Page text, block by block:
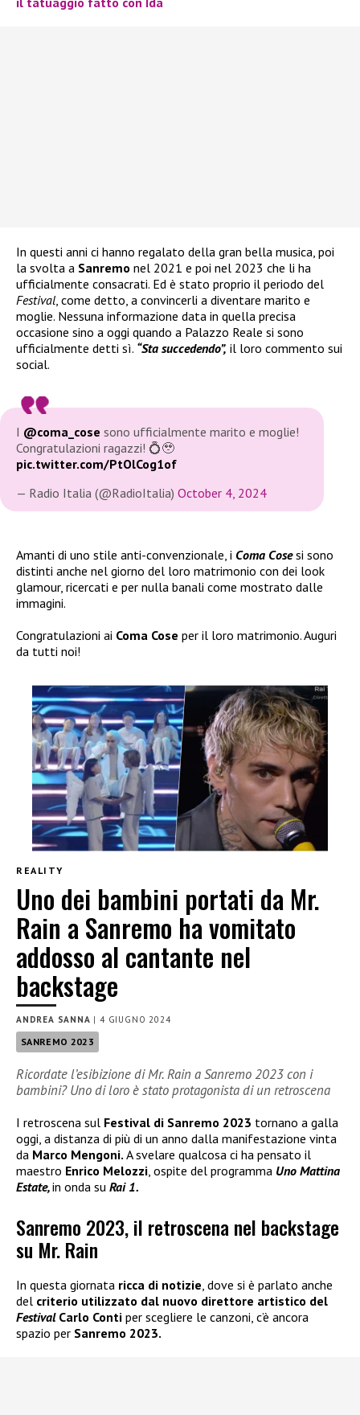
In questi anni ci hanno regalato della gran bella musica, poi
la svolta a Sanremo nel 2021 e poi nel 2023 che li ha
ufficialmente consacrati. Ed è stato proprio il periodo del
Festival, come detto, a convincerli a diventare marito e
moglie. Nessuna informazione data in quella precisa
occasione sino a oggi quando a Palazzo Reale si sono
ufficialmente detti sì. “Sta succedendo”, il loro commento sui
social.
I @coma_cose sono ufficialmente marito e moglie!
Congratulazioni ragazzi! 💍🥹
pic.twitter.com/PtOlCog1of
— Radio Italia (@RadioItalia) October 4, 2024
Amanti di uno stile anti-convenzionale, i Coma Cosesi sono
distinti anche nel giorno del loro matrimonio con dei look
glamour, ricercati e per nulla banali come mostrato dalle
immagini.
Congratulazioni ai Coma Cose per il loro matrimonio. Auguri
da tutti noi!
REALITY
Uno dei bambini portati da Mr.
Rain a Sanremo ha vomitato
addosso al cantante nel
backstage
ANDREA SANNA |4 GIUGNO 2024
SANREMO 2023
Ricordate l’esibizione di Mr. Rain a Sanremo 2023 con i
bambini? Uno di loro è stato protagonista di un retroscena
I retroscena sul Festival di Sanremo 2023 tornano a galla
oggi, a distanza di più di un anno dalla manifestazione vinta
da Marco Mengoni. A svelare qualcosa ci ha pensato il
maestro Enrico Melozzi , ospite del programma Uno Mattina
Estate,in onda su Rai 1.
Sanremo 2023, il retroscena nel backstage
su Mr. Rain
In questa giornata ricca di notizie , dove si è parlato anche
del criterio utilizzato dal nuovo direttore artistico del
Festival Carlo Conti per scegliere le canzoni, c’è ancora
spazio per Sanremo 2023.